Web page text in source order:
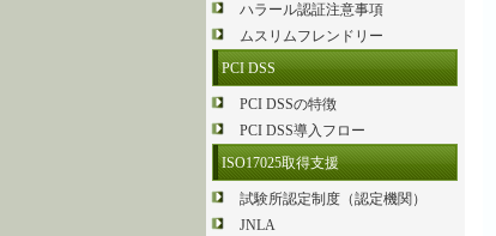
ハラール認証注意事項
ムスリムフレンドリー
PCI DSS
PCI DSSの特徴
PCI DSS導入フロー
ISO17025取得支援
試験所認定制度（認定機関）
JNLA